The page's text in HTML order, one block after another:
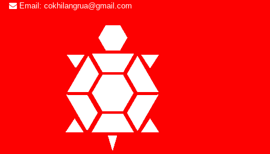
Email: cokhilangrua@gmail.com